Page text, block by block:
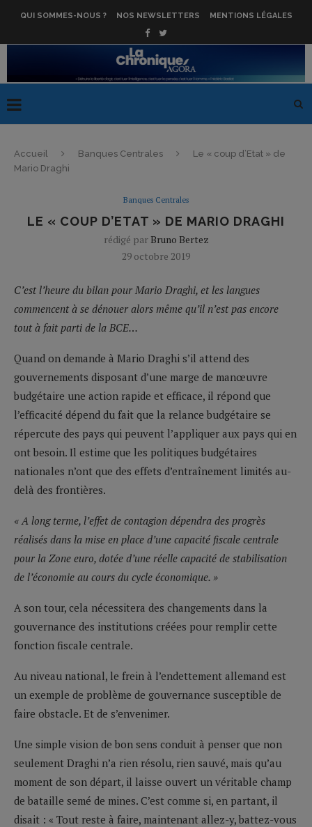
QUI SOMMES-NOUS ? NOS NEWSLETTERS MENTIONS LÉGALES
Accueil Banques Centrales
Le « coup d’Etat » de
Mario Draghi
Banques Centrales
LE « COUP D’ETAT » DE MARIO DRAGHI
rédigé par Bruno Bertez
29 octobre 2019
C’est l’heure du bilan pour Mario Draghi, et les langues
commencent à se dénouer alors même qu’il n’est pas encore
tout à fait parti de la BCE…
Quand on demande à Mario Draghi s’il attend des
gouvernements disposant d’une marge de manœuvre
budgétaire une action rapide et efficace, il répond que
l’efficacité dépend du fait que la relance budgétaire se
répercute des pays qui peuvent l’appliquer aux pays qui en
ont besoin. Il estime que les politiques budgétaires
nationales n’ont que des effets d’entraînement limités au-
delà des frontières.
« A long terme, l’effet de contagion dépendra des progrès
réalisés dans la mise en place d’une capacité fiscale centrale
pour la Zone euro, dotée d’une réelle capacité de stabilisation
de l’économie au cours du cycle économique. »
A son tour, cela nécessitera des changements dans la
gouvernance des institutions créées pour remplir cette
fonction fiscale centrale.
Au niveau national, le frein à l’endettement allemand est
un exemple de problème de gouvernance susceptible de
faire obstacle. Et de s’envenimer.
Une simple vision de bon sens conduit à penser que non
seulement Draghi n’a rien résolu, rien sauvé, mais qu’au
moment de son départ, il laisse ouvert un véritable champ
de bataille semé de mines. C’est comme si, en partant, il
disait : « Tout reste à faire, maintenant allez-y, battez-vous